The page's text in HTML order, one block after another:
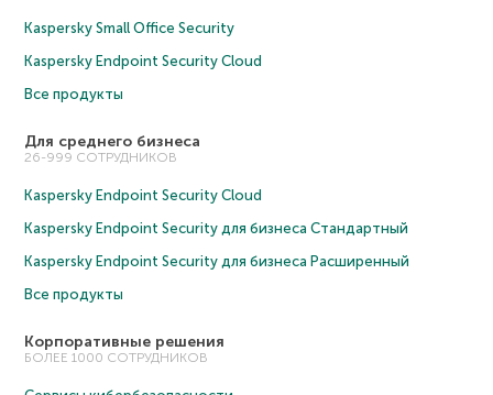
Kaspersky Small Office Security
Kaspersky Endpoint Security Cloud
Все продукты
Для среднего бизнеса
26-999 СОТРУДНИКОВ
Kaspersky Endpoint Security Cloud
Kaspersky Endpoint Security для бизнеса Cтандартный
Kaspersky Endpoint Security для бизнеса Расширенный
Все продукты
Корпоративные решения
БОЛЕЕ 1000 СОТРУДНИКОВ